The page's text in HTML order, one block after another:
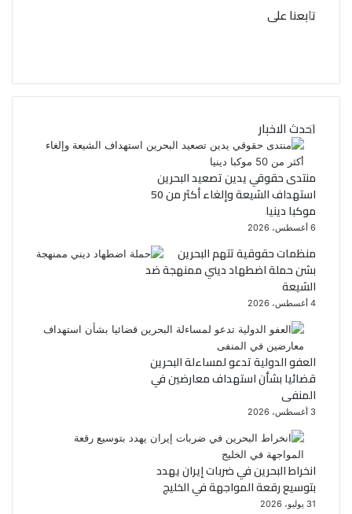
تابعنا على
ك
احدث الاخبار
منتدى حقوقي يدين تصعيد البحرين
استهداف الشيعة وإلغاء أكثر من 50
موكبا دينيا
6 أغسطس، 2026
منظمات حقوقية تتهم البحرين
بشن حملة اضطهاد ديني ممنهجة ضد
الشيعة
4 أغسطس، 2026
العفو الدولية تدعو لمساءلة البحرين
قضائيا بشأن استهداف معارضين في
المنفى
3 أغسطس، 2026
انخراط البحرين في ضربات إيران يهدد
بتوسيع رقعة المواجهة في الخليج
31 يوليو، 2026